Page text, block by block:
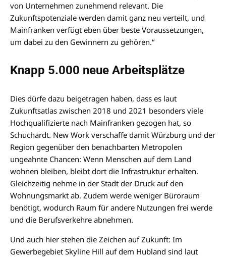
von Unternehmen zunehmend relevant. Die
Zukunftspotenziale werden damit ganz neu verteilt, und
Mainfranken verfügt eben über beste Voraussetzungen,
um dabei zu den Gewinnern zu gehören.“
Knapp 5.000 neue Arbeitsplätze
Dies dürfe dazu beigetragen haben, dass es laut
Zukunftsatlas zwischen 2018 und 2021 besonders viele
Hochqualifizierte nach Mainfranken gezogen hat, so
Schuchardt. New Work verschaffe damit Würzburg und der
Region gegenüber den benachbarten Metropolen
ungeahnte Chancen: Wenn Menschen auf dem Land
wohnen bleiben, bleibt dort die Infrastruktur erhalten.
Gleichzeitig nehme in der Stadt der Druck auf den
Wohnungsmarkt ab. Zudem werde weniger Büroraum
benötigt, wodurch Raum für andere Nutzungen frei werde
und die Berufsverkehre abnehmen.
Und auch hier stehen die Zeichen auf Zukunft: Im
Gewerbegebiet Skyline Hill auf dem Hubland sind laut